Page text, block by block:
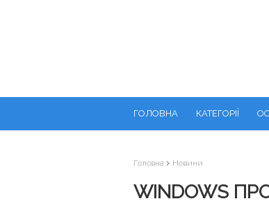
ГОЛОВНА КАТЕГОРІЇ
Головна Новини
WINDOWS